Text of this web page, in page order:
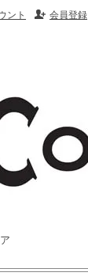
会員登録
ント